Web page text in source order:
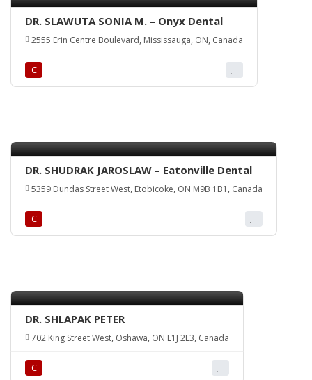
DR. SLAWUTA SONIA M. – Onyx Dental
2555 Erin Centre Boulevard, Mississauga, ON, Canada
С
DR. SHUDRAK JAROSLAW – Eatonville Dental
5359 Dundas Street West, Etobicoke, ON M9B 1B1, Canada
С
DR. SHLAPAK PETER
702 King Street West, Oshawa, ON L1J 2L3, Canada
С